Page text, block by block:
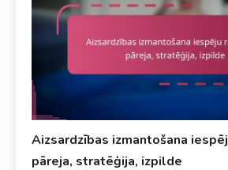
Aizsardzības izmantošana
pāreja, stratēģija, izpilde